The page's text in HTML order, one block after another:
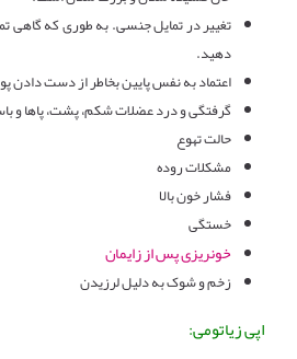
تغییر در تمایل جنسی. به طوری که گاهی
دهید.
اعتماد به نفس پایین بخاطر از دست دادن
گرفتگی و درد عضلات شکم، پشت، پاها و
حالت تهوع
مشکلات روده
فشار خون بالا
خستگی
خونریزی پس از زایمان
زخم و شوک به دلیل لرزیدن
اپی زیاتومی: